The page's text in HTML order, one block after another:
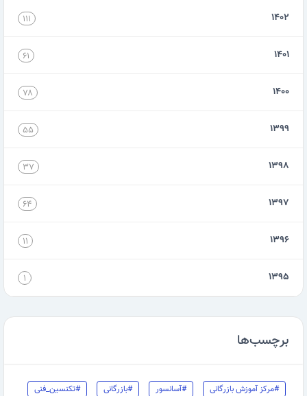
۱۴۰۲ ۱۱۱
۱۴۰۱ ۶۱
۱۴۰۰ ۷۸
۱۳۹۹ ۵۵
۱۳۹۸ ۳۷
۱۳۹۷ ۶۴
۱۳۹۶ ۱۱
۱۳۹۵ ۱
برچسب‌ها
#مرکز آموزش بازرگانی #آسانسور #بازرگانی
#تکنسین_فنی